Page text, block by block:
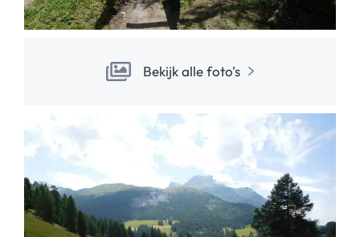
Bekijk alle foto's